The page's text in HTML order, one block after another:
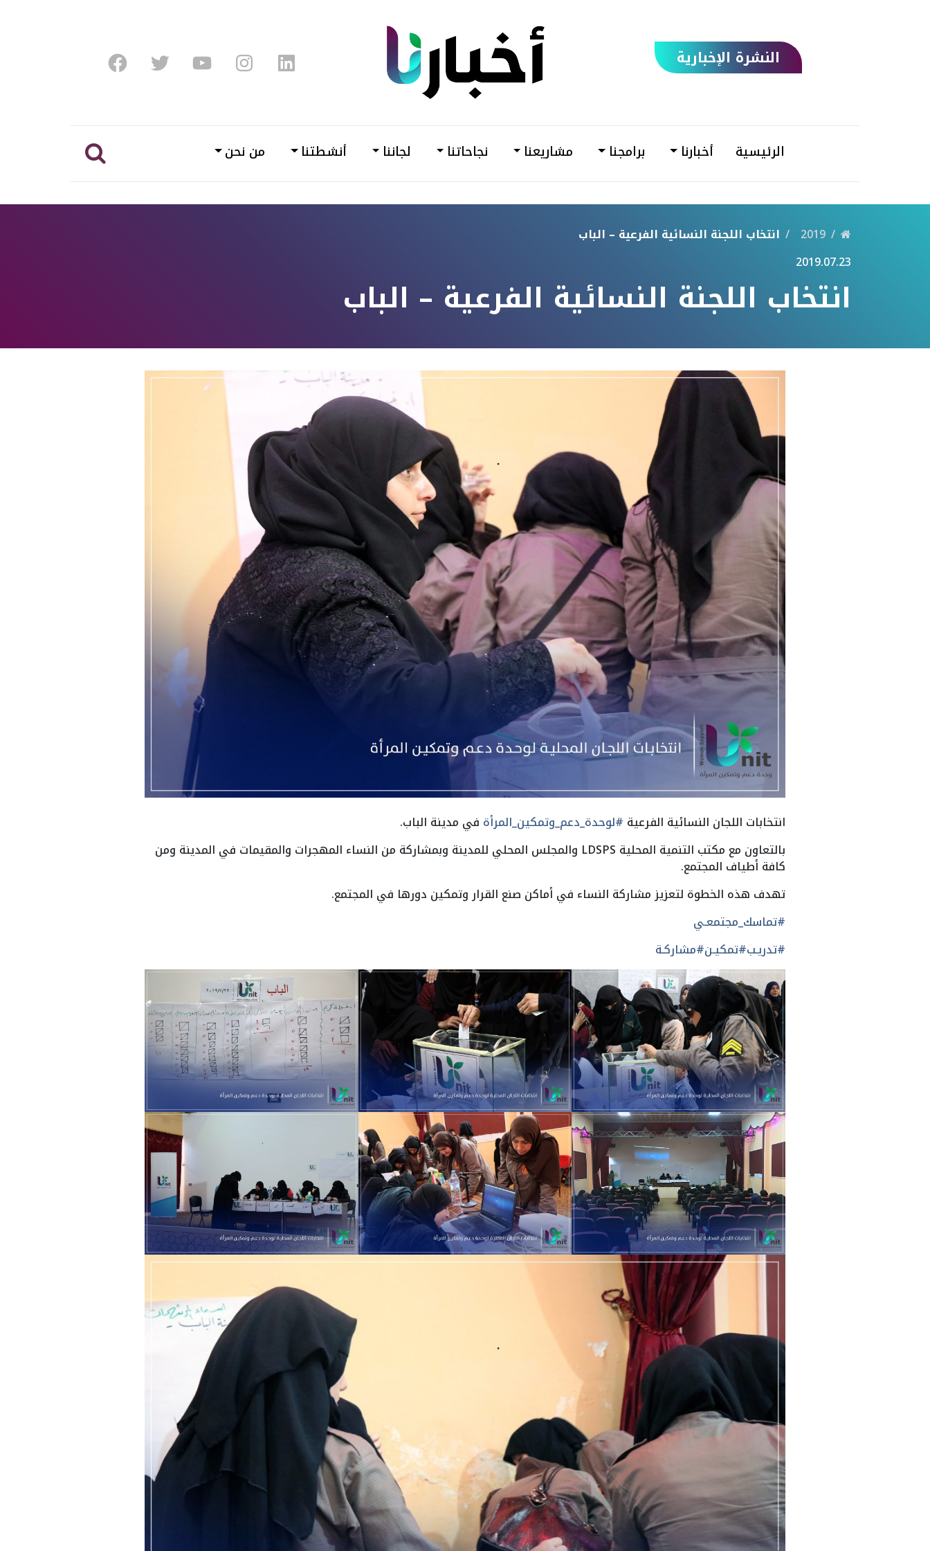
النشرة الإخبارية
–
وحدة
وتمكين
المرأة
FacebookTwitterYoutubeInstagramLinkedin
الرئيسية أخبارنا برامجنا مشاريعنا نجاحاتنا لجاننا أنشطتنا من نحن
2019
انتخاب اللجنة النسائية الفرعية – الباب
2019.07.23
انتخاب اللجنة النسائية الفرعية – الباب
انتخابات اللجان النسائية الفرعية #لوحدة_دعم_وتمكين_المرأة في مدينة الباب.
بالتعاون مع مكتب التنمية المحلية LDSPS والمجلس المحلي للمدينة وبمشاركة من النساء المهجرات والمقيمات في المدينة ومن
كافة أطياف المجتمع.
تهدف هذه الخطوة لتعزيز مشاركة النساء في أماكن صنع القرار وتمكين دورها في المجتمع.
#تماسك_مجتمعـي
#تدريـب#تمكيـن#مشاركـة